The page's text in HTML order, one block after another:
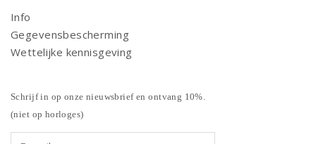
Info
Gegevensbescherming
Wettelijke kennisgeving
Schrijf in op onze nieuwsbrief en ontvang 10%.
(niet op horloges)